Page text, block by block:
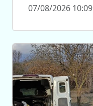
07/08/2026 10:09